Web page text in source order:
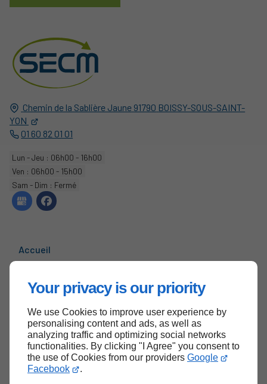
Your privacy is our priority
We use Cookies to improve user experience by
personalising content and ads, as well as
analyzing traffic and optimizing social networks
functionalities. By clicking "I Agree" you consent to
the use of Cookies from our providers Google
Facebook
.
Chemin de la Sablière Jaune 91790 BOISSY-SOUS-SAINT-
YON
01 60 82 01 01
Lun - Jeu : 06h00 - 16h00
Ven : 06h00 - 15h00
Sam - Dim : Fermé
Accueil
Mentions légales
Plan du site
Haut de page